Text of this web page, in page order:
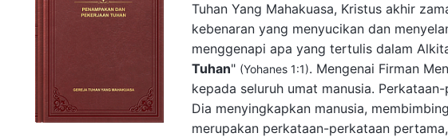
Tuhan Yang Mahakuasa, Kristus akhir
kebenaran yang menyucikan dan
menggenapi apa yang tertulis dalam
Tuhan" (Yohanes 1:1). Mengenai Firman
kepada seluruh umat manusia.
Dia menyingkapkan manusia,
merupakan perkataan-perkataan